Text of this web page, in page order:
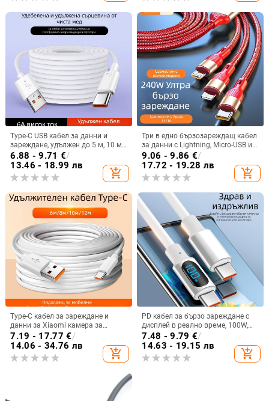
Type-C USB кабел за данни и
зареждане, удължен до 5 м, 10 м
удължителен кабел за мобилни
телефони и охранителни камери
6.88 - 9.71 €/
13.46 - 18.99 лв
add_shopping_cart
Три в едно бързозареждащ кабел
за данни с Lightning, Micro-USB и
Type-C – 240W макс, съвместим с
Apple, Huawei, Oppo, Xiaomi и Vivo
9.06 - 9.86 €/
17.72 - 19.28 лв
add_shopping_cart
Type-C кабел за зареждане и
данни за Xiaomi камера за
видеонаблюдение, дължина 1–2
м, бял PVC
7.19 - 17.77 €/
14.06 - 34.76 лв
add_shopping_cart
PD кабел за бързо зареждане с
дисплей в реално време, 100W,
Lightning и USB-C, дължина 1-2 м
7.48 - 9.79 €/
14.63 - 19.15 лв
add_shopping_cart